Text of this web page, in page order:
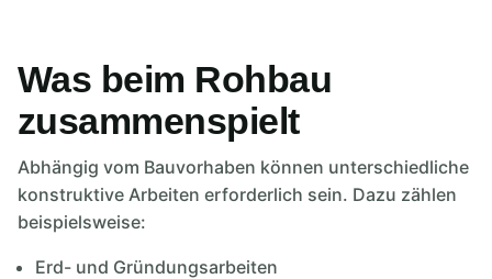
Was beim Rohbau
zusammenspielt
Abhängig vom Bauvorhaben können unterschiedliche
konstruktive Arbeiten erforderlich sein. Dazu zählen
beispielsweise:
Erd- und Gründungsarbeiten